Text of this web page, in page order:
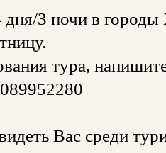
3 ночи в городы
тура,
Вас среди